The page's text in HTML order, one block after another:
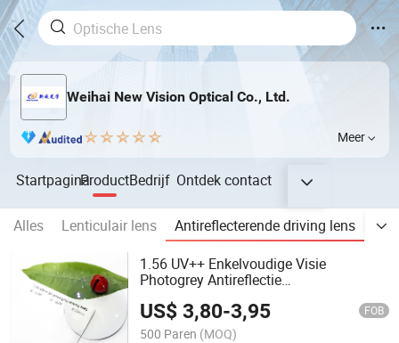
Weihai New Vision Optical Co., Ltd.
Meer
StartpaginaProductBedrijf Ontdekcontact
Alles Lenticulair lens Antireflecterende driving lens
1.56 UV++ Enkelvoudige Visie
Photogrey Antireflectie
Lens
US$3,80-3,95 FOB
500 Paren (MOQ)